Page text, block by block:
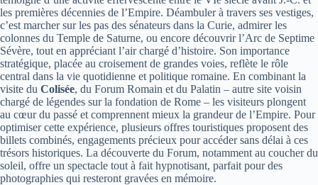
les premières décennies de l’Empire. Déambuler à travers ses vestiges,
c’est marcher sur les pas des sénateurs dans la Curie, admirer les
colonnes du Temple de Saturne, ou encore découvrir l’Arc de Septime
Sévère, tout en appréciant l’air chargé d’histoire. Son importance
stratégique, placée au croisement de grandes voies, reflète le rôle
central dans la vie quotidienne et politique romaine. En combinant la
visite du Colisée, du Forum Romain et du Palatin – autre site voisin
chargé de légendes sur la fondation de Rome – les visiteurs plongent
au cœur du passé et comprennent mieux la grandeur de l’Empire. Pour
optimiser cette expérience, plusieurs offres touristiques proposent des
billets combinés, engagements précieux pour accéder sans délai à ces
trésors historiques. La découverte du Forum, notamment au coucher du
soleil, offre un spectacle tout à fait hypnotisant, parfait pour des
photographies qui resteront gravées en mémoire.